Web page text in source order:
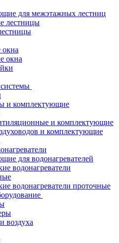
для межэтажных лестниц
лестницы
окна
окна
и комплектующие
и комплектующие
и комплектующие
для водонагревателей
водонагреватели
водонагреватели проточные
воздуха